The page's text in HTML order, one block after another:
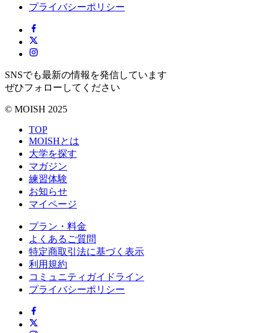
プライバシーポリシー
SNSでも最新の情報を発信しています
ぜひフォローしてください
© MOISH 2025
TOP
MOISHとは
大学を探す
マガジン
練習体験
お知らせ
マイページ
プラン・料金
よくあるご質問
特定商取引法に基づく表示
利用規約
コミュニティガイドライン
プライバシーポリシー